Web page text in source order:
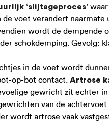
‘slijtageproces’
voet verandert
wordt de dempende
schokdemping. Gevolg:
in de voet wordt
op-bot contact. Artrose
gewricht zit echter
van de achtervoet
wordt artrose vaak